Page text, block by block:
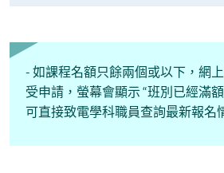
- 如課程名額只餘兩個或以下，網
受申請，螢幕會顯示 “班別已經滿
可直接致電學科職員查詢最新報名